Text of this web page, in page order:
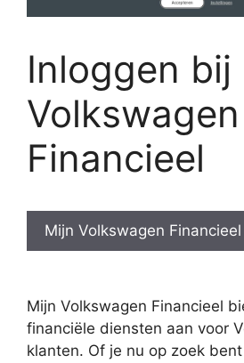
Inloggen bij
Volkswagen
Financieel
Mijn Volkswagen
Mijn Volkswagen Financieel
financiële diensten aan voor
klanten. Of je nu op zoek